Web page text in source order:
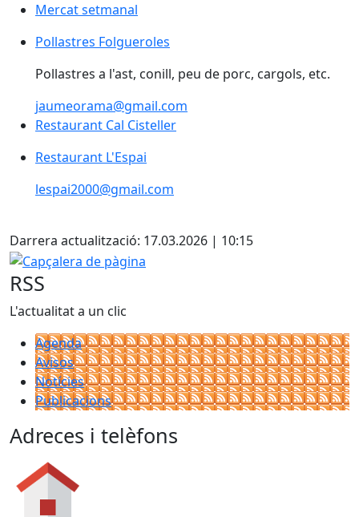
Mercat setmanal
Pollastres Folgueroles
Pollastres a l'ast, conill, peu de porc, cargols, etc.
jaumeorama@gmail.com
Restaurant Cal Cisteller
Restaurant L'Espai
lespai2000@gmail.com
Darrera actualització: 17.03.2026 | 10:15
Capçalera de pàgina
RSS
L'actualitat a un clic
Agenda
Avisos
Notícies
Publicacions
Adreces i telèfons